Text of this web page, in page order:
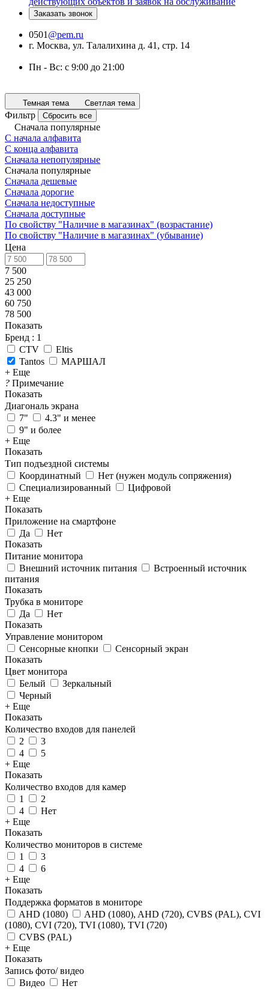
Заказать звонок
0501 @pem.ru
г. Москва, ул. Талалихина д. 41, стр. 14
Пн - Вс: с 9:00 до 21:00
Темная тема Светлая тема
Фильтр Сбросить все
Сначала популярные
С начала алфавита
С конца алфавита
Сначала непопулярные
Сначала популярные
Сначала дешевые
Сначала дорогие
Сначала недоступные
Сначала доступные
По свойству "Наличие в магазинах" (возрастание)
По свойству "Наличие в магазинах" (убывание)
Цена
7 500
25 250
43 000
60 750
78 500
Показать
Бренд : 1
CTV
Eltis
Tantos
МАРШАЛ
+ Еще
? Примечание
Показать
Диагональ экрана
7"
4.3" и менее
9" и более
+ Еще
Показать
Тип подъездной системы
Координатный
Нет (нужен модуль сопряжения)
Специализированный
Цифровой
+ Еще
Показать
Приложение на смартфоне
Да
Нет
Показать
Питание монитора
Внешний источник питания
Встроенный источник
питания
Показать
Трубка в мониторе
Да
Нет
Показать
Управление монитором
Сенсорные кнопки
Сенсорный экран
Показать
Цвет монитора
Белый
Зеркальный
Черный
+ Еще
Показать
Количество входов для панелей
2
3
4
5
+ Еще
Показать
Количество входов для камер
1
2
4
Нет
+ Еще
Показать
Количество мониторов в системе
1
3
4
6
+ Еще
Показать
Поддержка форматов в мониторе
AHD (1080)
AHD (1080), AHD (720), CVBS (PAL), CVI
(1080), CVI (720), TVI (1080), TVI (720)
CVBS (PAL)
+ Еще
Показать
Запись фото/ видео
Видео
Нет